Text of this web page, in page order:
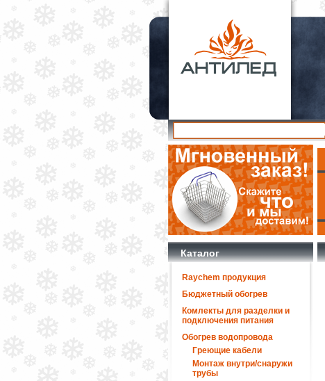
Каталог
Raychem продукция
Бюджетный обогрев
Комлекты для разделки и
подключения питания
Обогрев водопровода
Греющие кабели
Монтаж внутри/снаружи
трубы